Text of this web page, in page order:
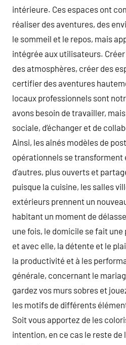
intérieure. Ces espaces ont
réaliser des aventures, des
le sommeil et le repos, mais
intégrée aux utilisateurs.
des atmosphères, créer des
certifier des aventures
locaux professionnels sont
avons besoin de travailler, mais
sociale, d’échanger et de
Ainsi, les aînés modèles de
opérationnels se transforment
d’autres, plus ouverts et
puisque la cuisine, les salles
extérieurs prennent un
habitant un moment de
une fois, le domicile se fait
et avec elle, la détente et le
la productivité et à les
générale, concernant le
gardez vos murs sobres et
les motifs de différents
Soit vous apportez de les
intention, en ce cas le reste